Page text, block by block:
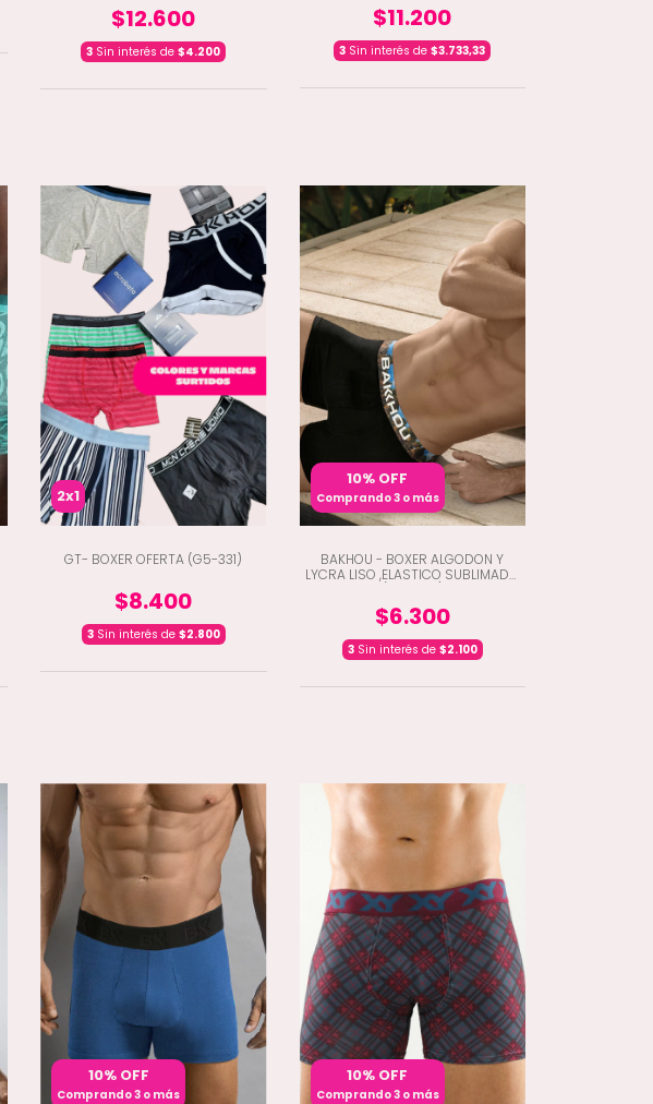
$12.600
3 Sin interés de$4.200
$11.200
3 Sin interés de$3.733,33
2x1
GT- BOXER OFERTA (G5-331)
$8.400
3Sin interés de $2.800
10% OFF
Comprando 3 o más
BAKHOU - BOXER ALGODON Y
LYCRA LISO ,ELASTICO SUBLIMADO
$6.300
3Sin interés de $2.100
10% OFF
Comprando 3 o más
10% OFF
Comprando 3 o más